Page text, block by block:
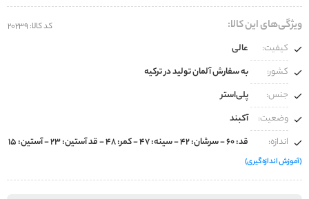
ویژگی‌های این کالا: کد کالا: 20239
کیفیت:
عالی
کشور:
به سفارش آلمان تولید در ترکیه
جنس:
پلی‌استر
وضعیت:
آکبند
اندازه:
قد: ۶۰ - سرشان: ۴۲ - سینه: ۴۷ - کمر: ۴۸ - قد آستین: ۲۳ - آستین: ۱۵
(آموزش اندازه‌گیری)